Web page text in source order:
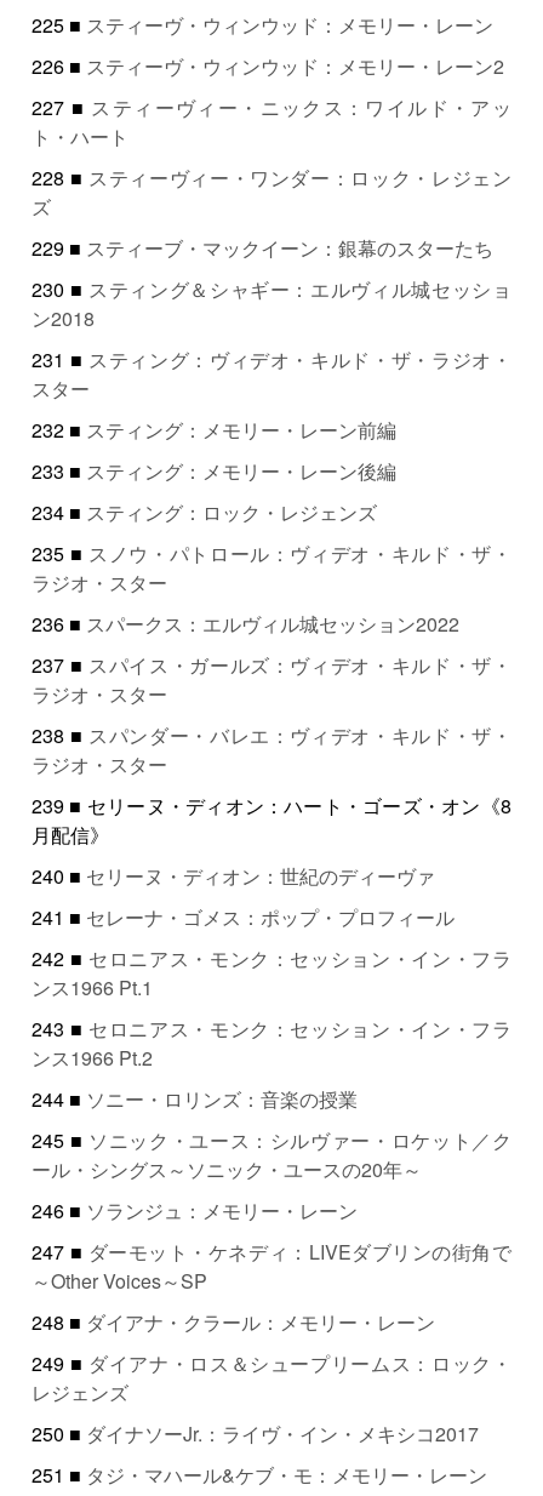
225 ■ スティーヴ・ウィンウッド：メモリー・レーン
226 ■ スティーヴ・ウィンウッド：メモリー・レーン2
227 ■ スティーヴィー・ニックス：ワイルド・アッ
ト・ハート
228 ■ スティーヴィー・ワンダー：ロック・レジェン
ズ
229 ■ スティーブ・マックイーン：銀幕のスターたち
230 ■ スティング＆シャギー：エルヴィル城セッショ
ン2018
231 ■ スティング：ヴィデオ・キルド・ザ・ラジオ・
スター
232 ■ スティング：メモリー・レーン前編
233 ■ スティング：メモリー・レーン後編
234 ■ スティング：ロック・レジェンズ
235 ■ スノウ・パトロール：ヴィデオ・キルド・ザ・
ラジオ・スター
236 ■ スパークス：エルヴィル城セッション2022
237 ■ スパイス・ガールズ：ヴィデオ・キルド・ザ・
ラジオ・スター
238 ■ スパンダー・バレエ：ヴィデオ・キルド・ザ・
ラジオ・スター
239 ■ セリーヌ・ディオン：ハート・ゴーズ・オン《8
月配信》
240 ■ セリーヌ・ディオン：世紀のディーヴァ
241 ■ セレーナ・ゴメス：ポップ・プロフィール
242 ■ セロニアス・モンク：セッション・イン・フラ
ンス1966 Pt.1
243 ■ セロニアス・モンク：セッション・イン・フラ
ンス1966 Pt.2
244 ■ ソニー・ロリンズ：音楽の授業
245 ■ ソニック・ユース：シルヴァー・ロケット／ク
ール・シングス～ソニック・ユースの20年～
246 ■ ソランジュ：メモリー・レーン
247 ■ ダーモット・ケネディ：LIVEダブリンの街角で
～Other Voices～SP
248 ■ ダイアナ・クラール：メモリー・レーン
249 ■ ダイアナ・ロス＆シュープリームス：ロック・
レジェンズ
250 ■ ダイナソーJr.：ライヴ・イン・メキシコ2017
251 ■ タジ・マハール&ケブ・モ：メモリー・レーン